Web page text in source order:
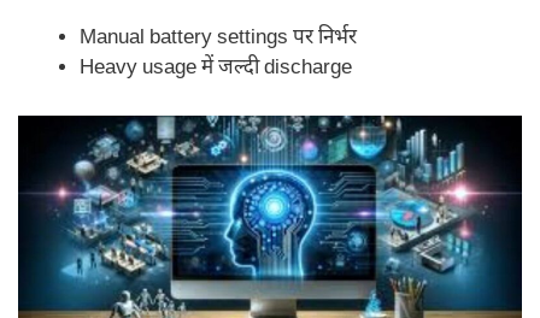
Manual battery settings पर निर्भर
Heavy usage में जल्दी discharge